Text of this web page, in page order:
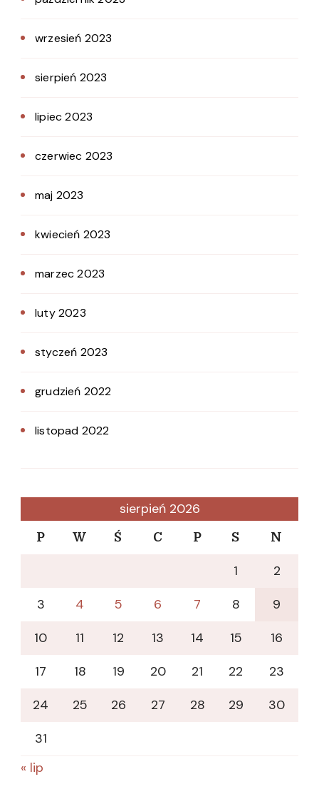
wrzesień 2023
sierpień 2023
lipiec 2023
czerwiec 2023
maj 2023
kwiecień 2023
marzec 2023
luty 2023
styczeń 2023
grudzień 2022
listopad 2022
sierpień 2026
P W Ś C P S N
1
2
3
4 5 6 7 8
9
10
11 12 13 14 15
16
17
18 19 20 21 22
23
24
25 26 27 28 29
30
31
« lip